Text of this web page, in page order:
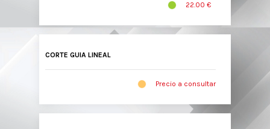
22.00 €
CORTE GUIA LINEAL
Precio a consultar